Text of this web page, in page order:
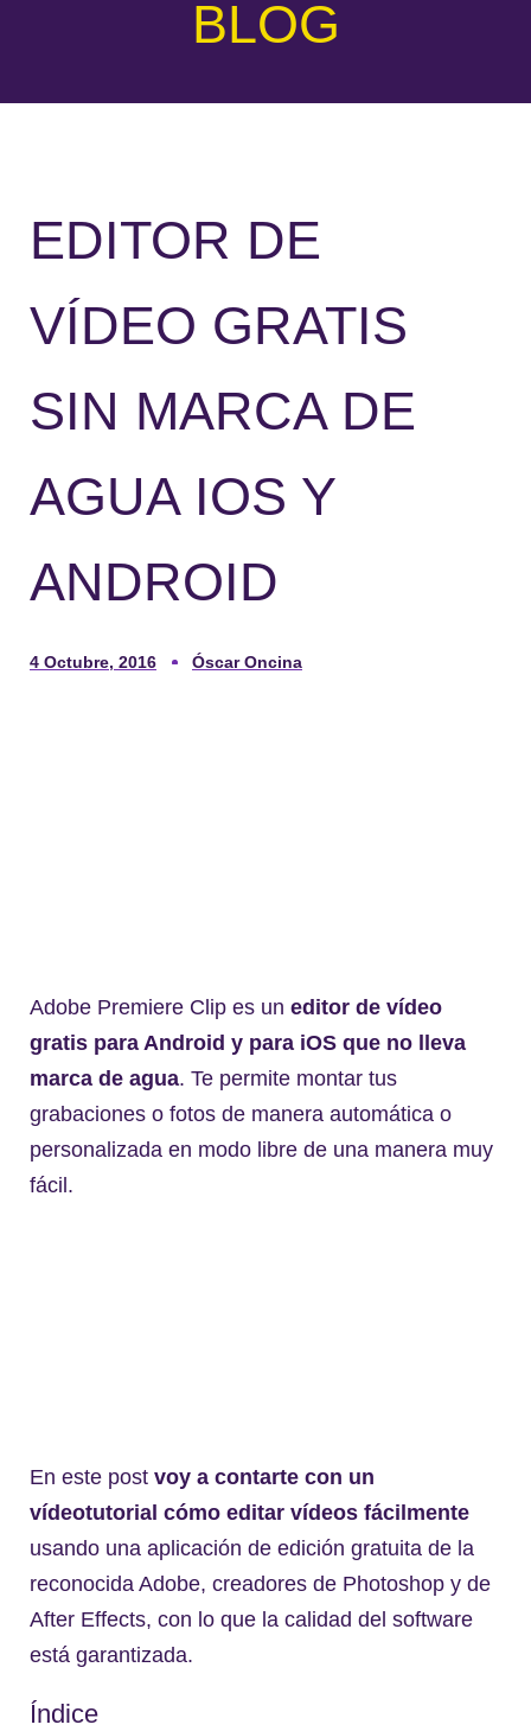
BLOG
EDITOR DE
VÍDEO GRATIS
SIN MARCA DE
AGUA IOS Y
ANDROID
4 Octubre, 2016 Óscar Oncina
Adobe Premiere Clip es un editor de vídeo
gratis para Android y para iOS que no lleva
marca de agua. Te permite montar tus
grabaciones o fotos de manera automática o
personalizada en modo libre de una manera muy
fácil.
En este post voy a contarte con un
vídeotutorial cómo editar vídeos fácilmente
usando una aplicación de edición gratuita de la
reconocida Adobe, creadores de Photoshop y de
After Effects, con lo que la calidad del software
está garantizada.
Índice